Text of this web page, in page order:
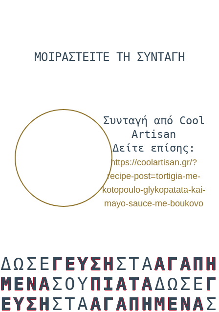
ΜΟΙΡΑΣΤΕΙΤΕ ΤΗ ΣΥΝΤΑΓΗ
Συνταγή από Cool
Artisan
Δείτε επίσης:
https://coolartisan.gr/?
recipe-post=tortigia-me-
kotopoulo-glykopatata-kai-
mayo-sauce-me-boukovo
ΔΩΣΕ ΓΕΥΣΗΣΤΑΑΓΑΠΗ
ΜΕΝΑΣΟΥΠΙΑΤΑΔΩΣΕ Γ
ΕΥΣΗΣΤΑΑΓΑΠΗΜΕΝΑΣ